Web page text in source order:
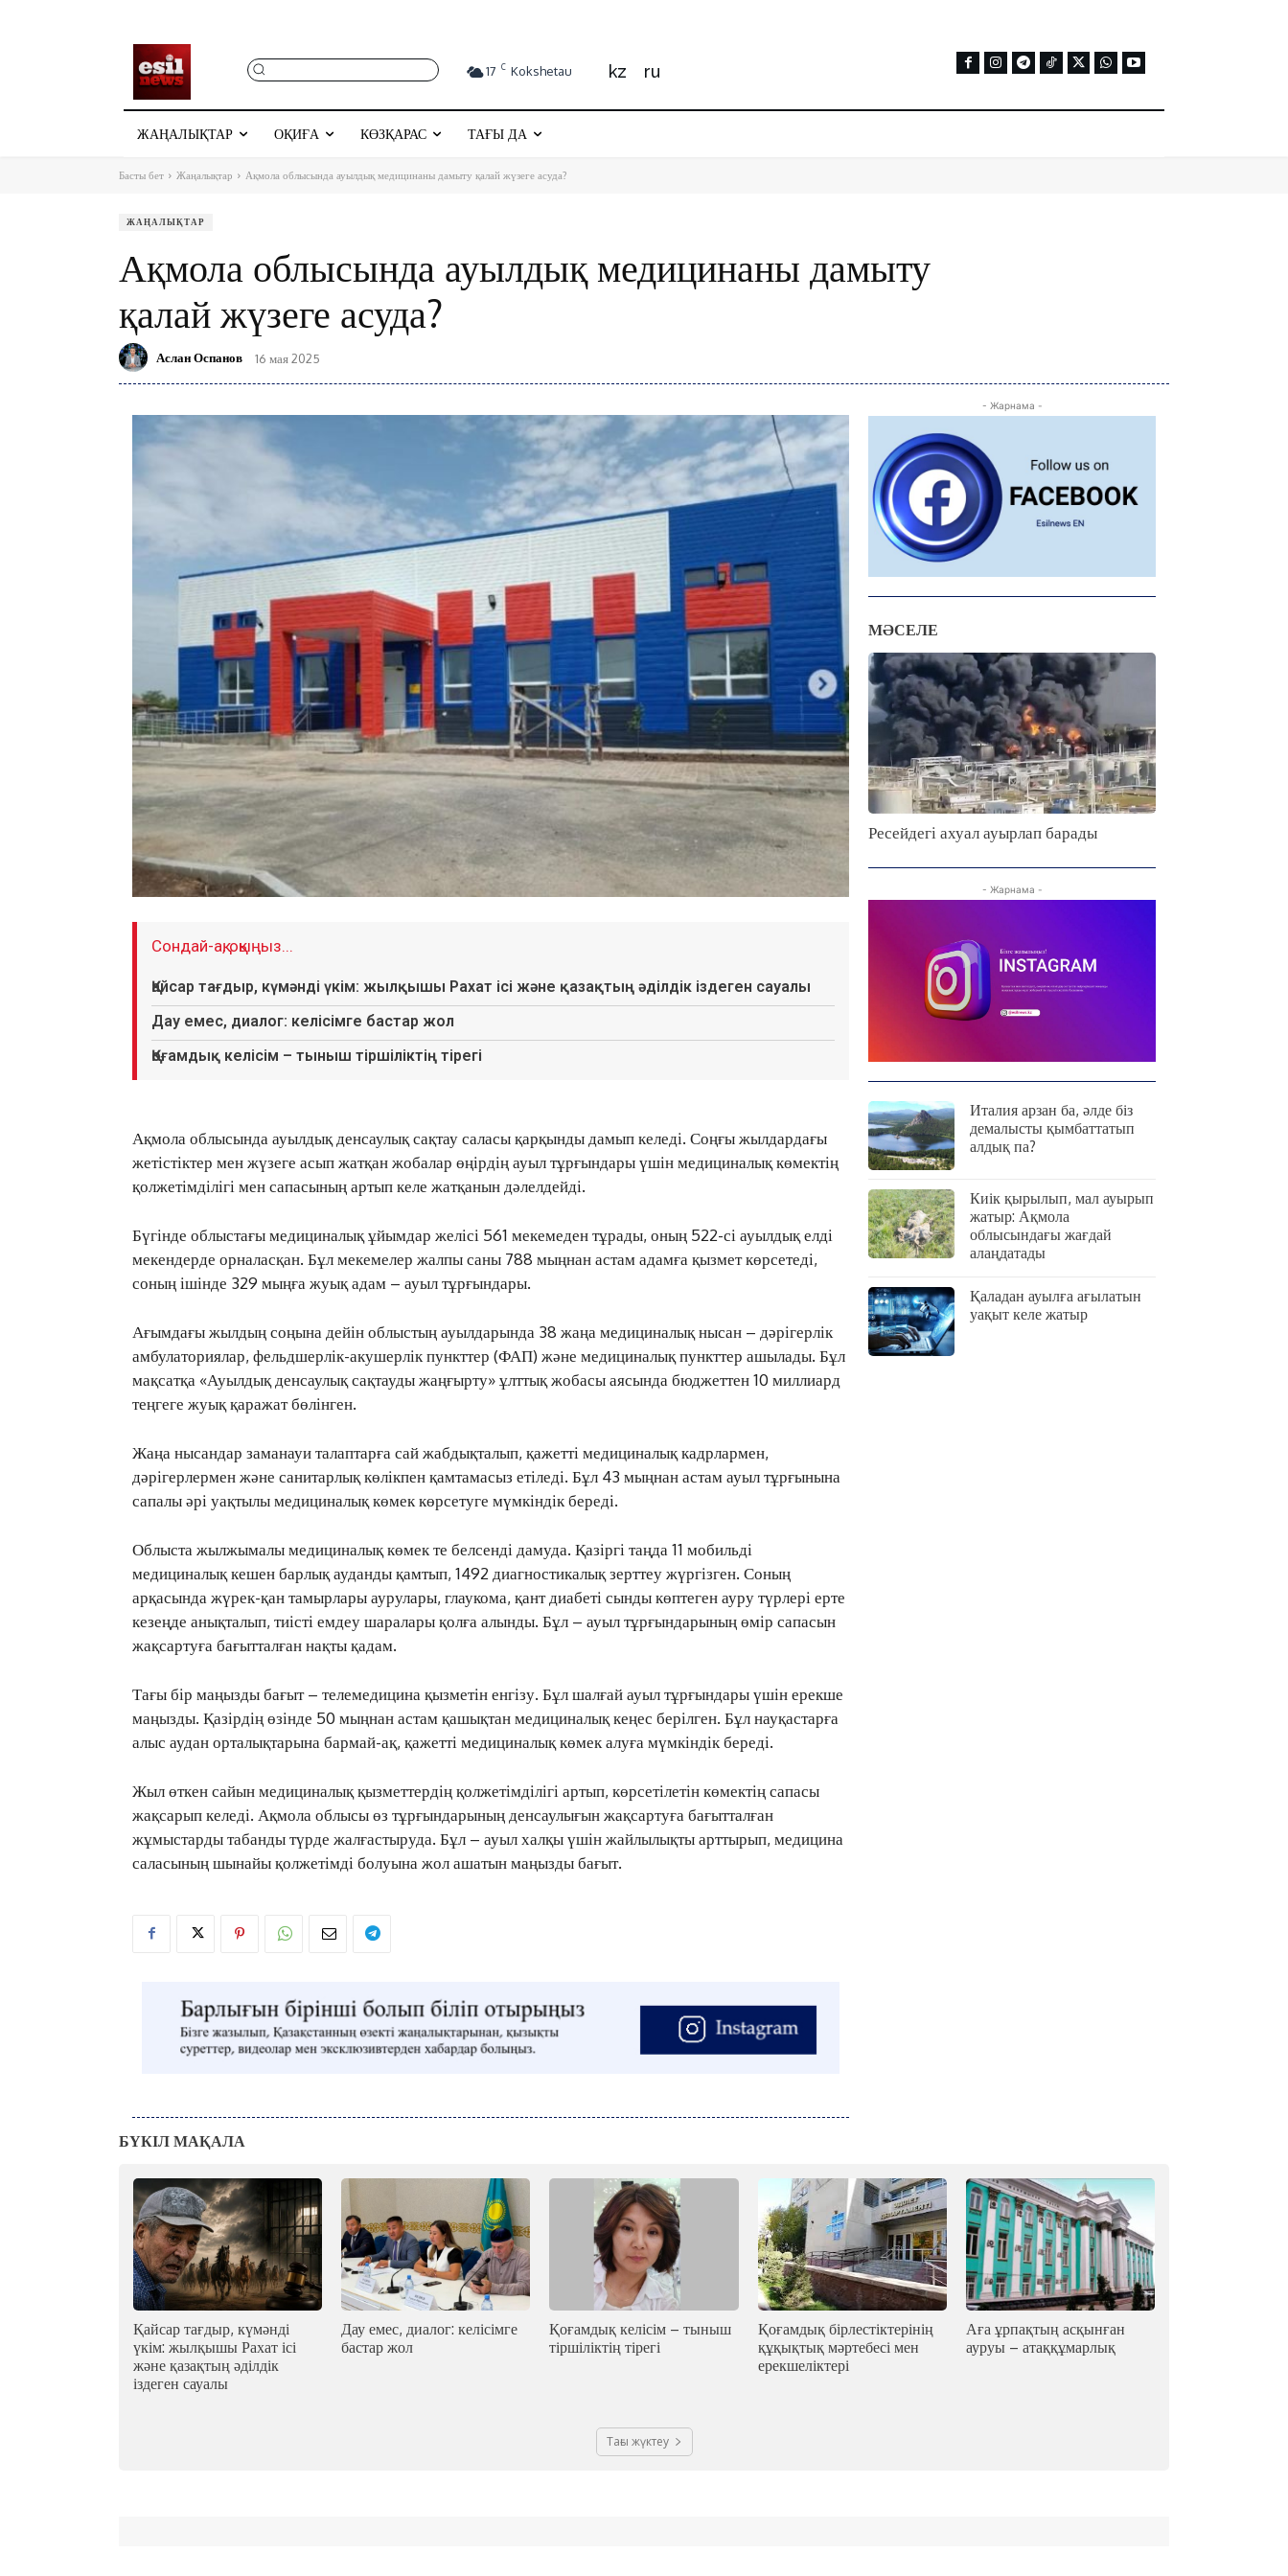
ОҚИҒА
КӨЗҚАРАС
ЗЕРТТЕУ
СҰХБАТ
ФОТО ДӘЙЕК
17 C Kokshetau
17 C Kokshetau kz ru
ЖАҢАЛЫҚТАР ОҚИҒА КӨЗҚАРАС ТАҒЫ ДА
Басты бет Жаңалықтар Ақмола облысында ауылдық медицинаны дамыту қалай жүзеге асуда?
ЖАҢАЛЫҚТАР
Ақмола облысында ауылдық медицинаны дамыту
қалай жүзеге асуда?
Аслан Оспанов 16 мая 2025
Сондай-ақ, оқыңыз...
Қайсар тағдыр, күмәнді үкім: жылқышы Рахат ісі және қазақтың әділдік іздеген сауалы
Дау емес, диалог: келісімге бастар жол
Қоғамдық келісім – тыныш тіршіліктің тірегі
Ақмола облысында ауылдық денсаулық сақтау саласы қарқынды дамып келеді. Соңғы жылдардағы
жетістіктер мен жүзеге асып жатқан жобалар өңірдің ауыл тұрғындары үшін медициналық көмектің
қолжетімділігі мен сапасының артып келе жатқанын дәлелдейді.
Бүгінде облыстағы медициналық ұйымдар желісі 561 мекемеден тұрады, оның 522-сі ауылдық елді
мекендерде орналасқан. Бұл мекемелер жалпы саны 788 мыңнан астам адамға қызмет көрсетеді,
соның ішінде 329 мыңға жуық адам – ауыл тұрғындары.
Ағымдағы жылдың соңына дейін облыстың ауылдарында 38 жаңа медициналық нысан – дәрігерлік
амбулаториялар, фельдшерлік-акушерлік пункттер (ФАП) және медициналық пункттер ашылады. Бұл
мақсатқа «Ауылдық денсаулық сақтауды жаңғырту» ұлттық жобасы аясында бюджеттен 10 миллиард
теңгеге жуық қаражат бөлінген.
Жаңа нысандар заманауи талаптарға сай жабдықталып, қажетті медициналық кадрлармен,
дәрігерлермен және санитарлық көлікпен қамтамасыз етіледі. Бұл 43 мыңнан астам ауыл тұрғынына
сапалы әрі уақтылы медициналық көмек көрсетуге мүмкіндік береді.
Облыста жылжымалы медициналық көмек те белсенді дамуда. Қазіргі таңда 11 мобильді
медициналық кешен барлық ауданды қамтып, 1492 диагностикалық зерттеу жүргізген. Соның
арқасында жүрек-қан тамырлары аурулары, глаукома, қант диабеті сынды көптеген ауру түрлері ерте
кезеңде анықталып, тиісті емдеу шаралары қолға алынды. Бұл – ауыл тұрғындарының өмір сапасын
жақсартуға бағытталған нақты қадам.
Тағы бір маңызды бағыт – телемедицина қызметін енгізу. Бұл шалғай ауыл тұрғындары үшін ерекше
маңызды. Қазірдің өзінде 50 мыңнан астам қашықтан медициналық кеңес берілген. Бұл науқастарға
алыс аудан орталықтарына бармай-ақ, қажетті медициналық көмек алуға мүмкіндік береді.
Жыл өткен сайын медициналық қызметтердің қолжетімділігі артып, көрсетілетін көмектің сапасы
жақсарып келеді. Ақмола облысы өз тұрғындарының денсаулығын жақсартуға бағытталған
жұмыстарды табанды түрде жалғастыруда. Бұл – ауыл халқы үшін жайлылықты арттырып, медицина
саласының шынайы қолжетімді болуына жол ашатын маңызды бағыт.
- Жарнама -
МӘСЕЛЕ
Ресейдегі ахуал ауырлап барады
- Жарнама -
Италия арзан ба, әлде біз
демалысты қымбаттатып
алдық па?
Киік қырылып, мал ауырып
жатыр: Ақмола
облысындағы жағдай
алаңдатады
Қаладан ауылға ағылатын
уақыт келе жатыр
БҮКІЛ МАҚАЛА
Қайсар тағдыр, күмәнді
үкім: жылқышы Рахат ісі
және қазақтың әділдік
іздеген сауалы
Дау емес, диалог: келісімге
бастар жол
Қоғамдық келісім – тыныш
тіршіліктің тірегі
Қоғамдық бірлестіктерінің
құқықтық мәртебесі мен
ерекшеліктері
Аға ұрпақтың асқынған
ауруы – атаққұмарлық
Тағы жүктеу